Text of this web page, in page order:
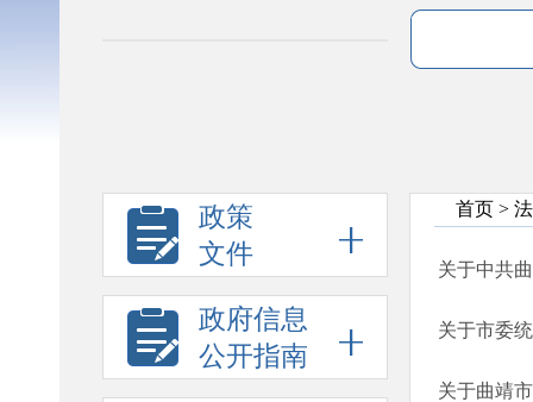
政策
文件
政府信息
公开指南
首页 >
关于中共
关于市委
关于曲靖